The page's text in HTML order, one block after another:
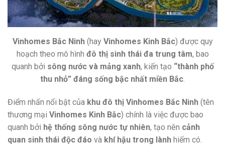
Vinhomes Bắc Ninh(hay Vinhomes Kinh Bắc) được quy
hoạch theo mô hình đô thị sinh thái đa trung tâm, bao
quanh bởi sông nước và mảng xanh, kiến tạo “thành phố
thu nhỏ” đáng sống bậc nhất miền Bắc.
Điểm nhấn nổi bật của khu đô thị Vinhomes Bắc Ninh (tên
thương mại Vinhomes Kinh Bắc) chính là việc được bao
quanh bởi hệ thống sông nước tự nhiên, tạo nên cảnh
quan sinh thái độc đáo và khí hậu trong lành hiếm có.